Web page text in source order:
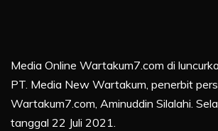
Media Online Wartakum7.com di
PT. Media New Wartakum, penerbit
Wartakum7.com, Aminuddin Silalahi.
tanggal 22 Juli 2021.